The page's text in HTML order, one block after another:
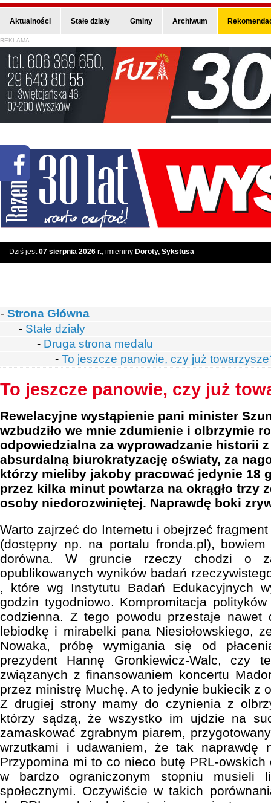
Aktualności Stałe działy Gminy Archiwum
REKLAMA
Dziś jest07 sierpnia 2026 r., imieniny Doroty, Sykstusa
- Strona Główna
- Stałe działy
- Druga strona medalu
- To jeszcze panowie, czy już
To jeszcze panowie, czy już
Rewelacyjne wystąpienie pani minister
wzbudziło we mnie zdumienie i olbrzymie
odpowiedzialna za wyprowadzanie historii
absurdalną biurokratyzację oświaty, za
którzy mieliby jakoby pracować jedynie 18
przez kilka minut powtarza na okrągło trzy
osoby niedorozwiniętej. Naprawdę boki
Warto zajrzeć do Internetu i obejrzeć
(dostępny np. na portalu fronda.pl),
dorówna. W gruncie rzeczy chodzi o
opublikowanych wyników badań
, które wg Instytutu Badań Edukacyjnych
godzin tygodniowo. Kompromitacja
codzienna. Z tego powodu przestaje nawet
lebiodkę i mirabelki pana Niesiołowskiego,
Nowaka, próbę wymigania się od
prezydent Hannę Gronkiewicz-Walc, czy
związanych z finansowaniem koncertu
przez ministrę Muchę. A to jedynie bukiecik z
Z drugiej strony mamy do czynienia z
którzy sądzą, że wszystko im ujdzie na
zamaskować zgrabnym piarem,
wrzutkami i udawaniem, że tak naprawdę
Przypomina mi to co nieco butę PRL-
w bardzo ograniczonym stopniu musieli
społecznymi. Oczywiście w takich